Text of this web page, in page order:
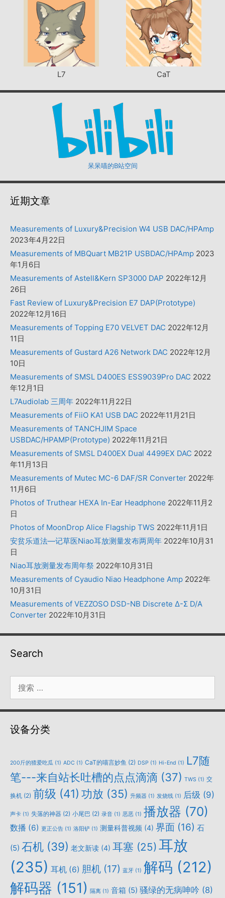
L7 CaT
呆呆喵的B站空间
近期文章
Measurements of Luxury&Precision W4 USB DAC/HPAmp
2023年4月22日
Measurements of MBQuart MB21P USBDAC/HPAmp 2023
年1月6日
Measurements of Astell&Kern SP3000 DAP 2022年12月
26日
Fast Review of Luxury&Precision E7 DAP(Prototype)
2022年12月16日
Measurements of Topping E70 VELVET DAC 2022年12月
11日
Measurements of Gustard A26 Network DAC 2022年12月
10日
Measurements of SMSL D400ES ESS9039Pro DAC 2022
年12月1日
L7Audiolab 三周年 2022年11月22日
Measurements of FiiO KA1 USB DAC 2022年11月21日
Measurements of TANCHJIM Space
USBDAC/HPAMP(Prototype) 2022年11月21日
Measurements of SMSL D400EX Dual 4499EX DAC 2022
年11月13日
Measurements of Mutec MC-6 DAF/SR Converter 2022年
11月6日
Photos of Truthear HEXA In-Ear Headphone 2022年11月2
日
Photos of MoonDrop Alice Flagship TWS 2022年11月1日
安贫乐道法—记草医Niao耳放测量发布两周年 2022年10月31
日
Niao耳放测量发布周年祭 2022年10月31日
Measurements of Cyaudio Niao Headphone Amp 2022年
10月31日
Measurements of VEZZOSO DSD-NB Discrete Δ-Σ D/A
Converter 2022年10月31日
Search
索：
设备分类
200斤的猹爱吃瓜 (1) ADC (1) CaT的喵言妙鱼 (2) DSP (1) Hi-End (1) L7随
笔---来自站长吐槽的点点滴滴 (37) TWS (1) 交
换机 (2) 前级 (41) 功放 (35) 升频器 (1) 发烧线 (1) 后级 (9)
声卡 (1) 失落的神器 (2) 小尾巴 (2) 录音 (1) 恶恶 (1) 播放器 (70)
数播 (6) 更正公告 (1) 洛阳铲 (1) 测量科普视频 (4) 界面 (16) 石
(5) 石机 (39) 老文新读 (4) 耳塞 (25) 耳放
(235) 耳机 (6) 胆机 (17) 蓝牙 (1) 解码 (212)
解码器 (151) 隔离 (1) 音箱 (5) 骚绿的无病呻吟 (8)